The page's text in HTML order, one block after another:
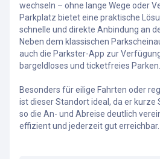
wechseln – ohne lange Wege oder
Parkplatz bietet eine praktische
schnelle und direkte Anbindung an
Neben dem klassischen
auch die Parkster-App zur
bargeldloses und ticketfreies Parken.
Besonders für eilige Fahrten oder
ist dieser Standort ideal, da er kurze
so die An- und Abreise deutlich
effizient und jederzeit gut erreichbar.